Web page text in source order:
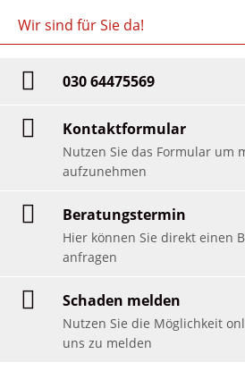
Wir sind für Sie da!
030 64475569
Kontaktformular
Nutzen Sie das Formular um
aufzunehmen
Beratungstermin
Hier können Sie direkt einen
anfragen
Schaden melden
Nutzen Sie die Möglichkeit
uns zu melden